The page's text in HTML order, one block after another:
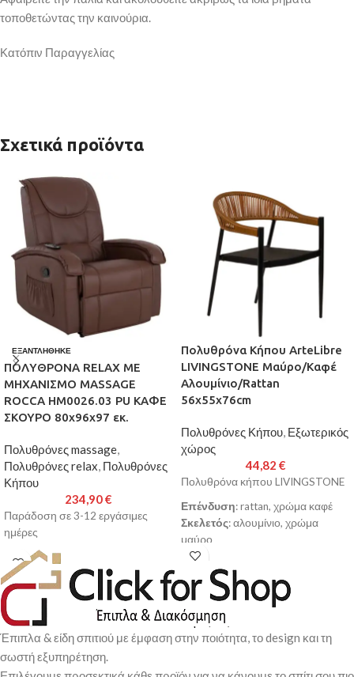
τοποθετώντας την καινούρια.
Κατόπιν Παραγγελίας
Σχετικά προϊόντα
ΕΞΑΝΤΛΉΘΗΚΕ
ΠΟΛΥΘΡΟΝΑ RELAX ΜΕ
ΜΗΧΑΝΙΣΜΟ MASSAGE
ROCCA HM0026.03 PU ΚΑΦΕ
ΣΚΟΥΡΟ 80x96x97 εκ.
Πολυθρόνες massage,
Πολυθρόνες relax, Πολυθρόνες
Κήπου
234,90€
Παράδοση σε 3-12 εργάσιμες
ημέρες
Πολυθρόνα Κήπου ArteLibre
LIVINGSTONE Μαύρο/Καφέ
Αλουμίνιο/Rattan
56x55x76cm
Πολυθρόνες Κήπου, Εξωτερικός
χώρος
44,82 €
Πολυθρόνα κήπου LIVINGSTONE
Επένδυση: rattan, χρώμα καφέ
Σκελετός: αλουμίνιο, χρώμα
μαύρο
Διαστάσεις
Κατασκευασμένη από υψηλής
ποιότητας αλουμίνιο και rattan για
μεγαλύτερη ανθεκτικότητα και
αντοχή στο χρόνο
Ελαφριά κατασκευή για εύκολη
Κομψός και μοντέρνος
Έπιπλα & είδη σπιτιού με έμφαση στην ποιότητα, το design και τη
σωστή εξυπηρέτηση.